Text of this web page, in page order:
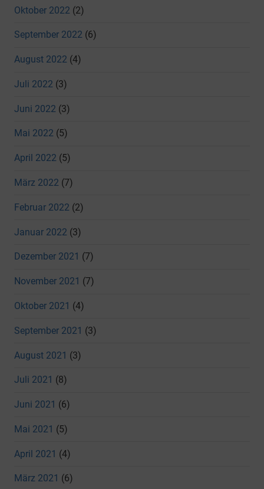
Oktober 2022 (2)
September 2022 (6)
August 2022 (4)
Juli 2022 (3)
Juni 2022 (3)
Mai 2022 (5)
April 2022 (5)
März 2022 (7)
Februar 2022 (2)
Januar 2022 (3)
Dezember 2021 (7)
November 2021 (7)
Oktober 2021 (4)
September 2021 (3)
August 2021 (3)
Juli 2021 (8)
Juni 2021 (6)
Mai 2021 (5)
April 2021 (4)
März 2021 (6)